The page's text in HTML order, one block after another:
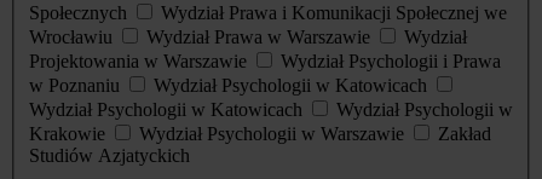
Społecznych
Wydział Prawa i Komunikacji Społecznej we
Wrocławiu
Wydział Prawa w Warszawie
Wydział
Projektowania w Warszawie
Wydział Psychologii i Prawa
w Poznaniu
Wydział Psychologii w Katowicach
Wydział Psychologii w Katowicach
Wydział Psychologii w
Krakowie
Wydział Psychologii w Warszawie
Zakład
Studiów Azjatyckich